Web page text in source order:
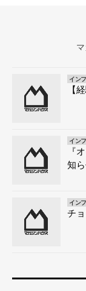
イン
【
イン
『
知
イン
チ